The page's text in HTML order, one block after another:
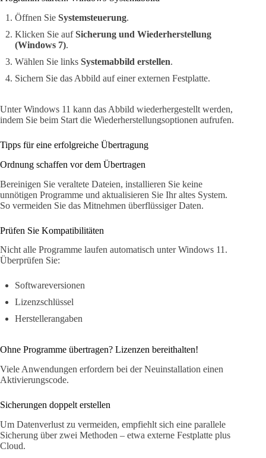
Öffnen Sie Systemsteuerung.
Klicken Sie aufSicherung und Wiederherstellung
(Windows 7).
Wählen Sie links Systemabbild erstellen.
Sichern Sie das Abbild auf einer externen Festplatte.
Unter Windows 11 kann das Abbild wiederhergestellt werden,
indem Sie beim Start die Wiederherstellungsoptionen aufrufen.
Tipps für eine erfolgreiche Übertragung
Ordnung schaffen vor dem Übertragen
Bereinigen Sie veraltete Dateien, installieren Sie keine
unnötigen Programme und aktualisieren Sie Ihr altes System.
So vermeiden Sie das Mitnehmen überflüssiger Daten.
Prüfen Sie Kompatibilitäten
Nicht alle Programme laufen automatisch unter Windows 11.
Überprüfen Sie:
Softwareversionen
Lizenzschlüssel
Herstellerangaben
Ohne Programme übertragen? Lizenzen bereithalten!
Viele Anwendungen erfordern bei der Neuinstallation einen
Aktivierungscode.
Sicherungen doppelt erstellen
Um Datenverlust zu vermeiden, empfiehlt sich eine parallele
Sicherung über zwei Methoden – etwa externe Festplatte plus
Cloud.